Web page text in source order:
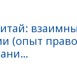
(опыт